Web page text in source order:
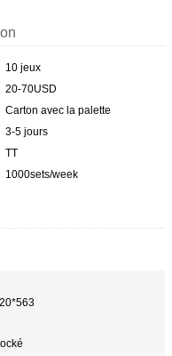
10 jeux
20-70USD
Carton avec la palette
3-5 jours
TT
1000sets/week